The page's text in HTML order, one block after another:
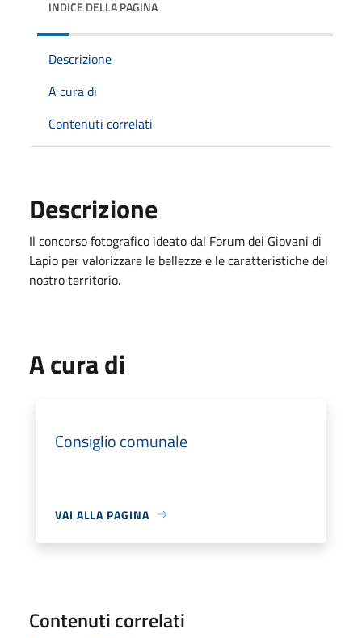
INDICE DELLA PAGINA
Descrizione
A cura di
Contenuti correlati
Descrizione
Il concorso fotografico ideato dal Forum dei Giovani di
Lapio per valorizzare le bellezze e le caratteristiche del
nostro territorio.
A cura di
Consiglio comunale
VAI ALLA PAGINA
Contenuti correlati